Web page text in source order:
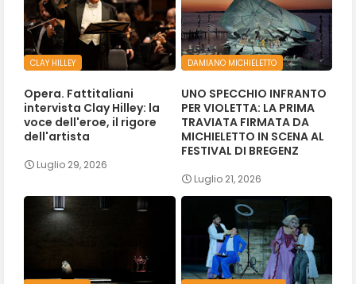
CLAY HILLEY
Opera. Fattitaliani
intervista Clay Hilley: la
voce dell'eroe, il rigore
dell'artista
Luglio 29, 2026
DAMIANO MICHIELETTO
UNO SPECCHIO INFRANTO
PER VIOLETTA: LA PRIMA
TRAVIATA FIRMATA DA
MICHIELETTO IN SCENA AL
FESTIVAL DI BREGENZ
Luglio 21, 2026